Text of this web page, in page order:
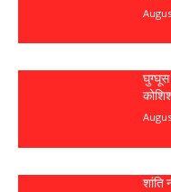
घुग्घूस
शांति